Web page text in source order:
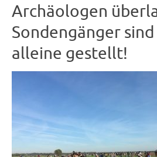
Archäologen
Sondengänger
alleine gestellt!